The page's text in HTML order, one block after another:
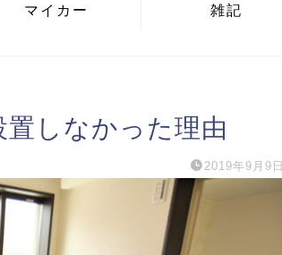
マイカー 雑記
置しなかった理由
2019年9月9日